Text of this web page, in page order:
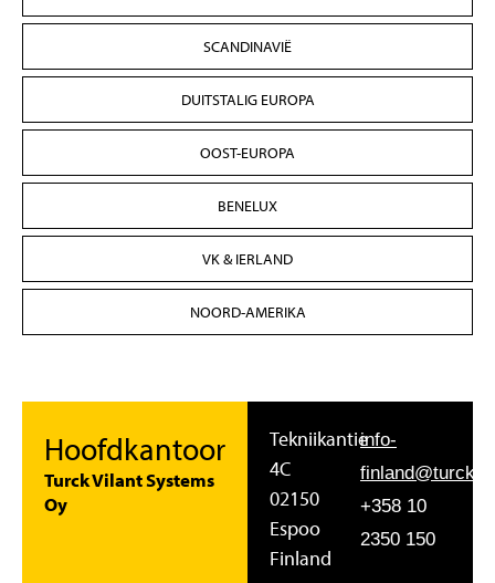
SCANDINAVIË
DUITSTALIG EUROPA
OOST-EUROPA
BENELUX
VK & IERLAND
NOORD-AMERIKA
Hoofdkantoor
Turck Vilant Systems
Oy
Tekniikantie
4C
02150
Espoo
Finland
info-
+358 10
2350 150